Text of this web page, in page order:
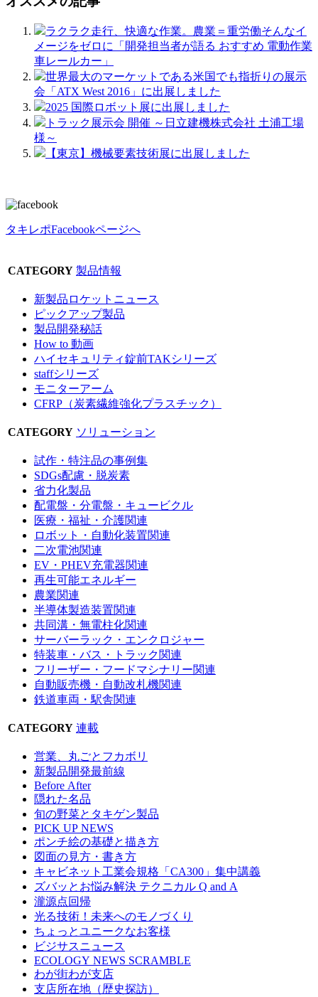
ラクラク走行、快適な作業。農業＝重労働そんなイ
メージをゼロに「開発担当者が語る おすすめ 電動作業
車レールカー」
世界最大のマーケットである米国でも指折りの展示
会「ATX West 2016」に出展しました
2025 国際ロボット展に出展しました
トラック展示会 開催 ～日立建機株式会社 土浦工場
様～
【東京】機械要素技術展に出展しました
タキレポFacebookページへ
CATEGORY 製品情報
新製品ロケットニュース
ピックアップ製品
製品開発秘話
How to 動画
ハイセキュリティ錠前TAKシリーズ
staffシリーズ
モニターアーム
CFRP（炭素繊維強化プラスチック）
CATEGORY ソリューション
試作・特注品の事例集
SDGs配慮・脱炭素
省力化製品
配電盤・分電盤・キュービクル
医療・福祉・介護関連
ロボット・自動化装置関連
二次電池関連
EV・PHEV充電器関連
再生可能エネルギー
農業関連
半導体製造装置関連
共同溝・無電柱化関連
サーバーラック・エンクロジャー
特装車・バス・トラック関連
フリーザー・フードマシナリー関連
自動販売機・自動改札機関連
鉄道車両・駅舎関連
CATEGORY 連載
営業、丸ごとフカボリ
新製品開発最前線
Before After
隠れた名品
旬の野菜とタキゲン製品
PICK UP NEWS
ポンチ絵の基礎と描き方
図面の見方・書き方
キャビネット工業会規格「CA300」集中講義
ズバッとお悩み解決 テクニカル Q and A
瀧源点回帰
光る技術！未来へのモノづくり
ちょっとユニークなお客様
ビジサスニュース
ECOLOGY NEWS SCRAMBLE
わが街わが支店
支店所在地（歴史探訪）